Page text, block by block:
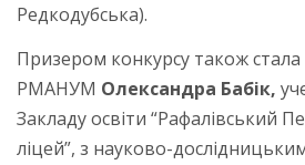
Редкодубська).
Призером конкурсу також стала
РМАНУМ Олександра Бабік,
Закладу освіти “Рафалівський
ліцей”, з науково-